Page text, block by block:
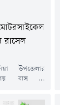
মোটরসাইকেল
রাসেল
উপজেলার
বাস ও
দুর্ঘটনায় তাঁর